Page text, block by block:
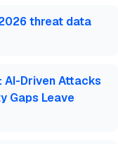
threat data
AI-Driven Attacks
Gaps Leave